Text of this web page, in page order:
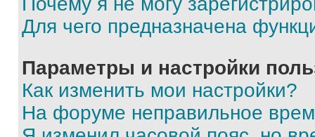
Для чего предназначена
Параметры и настройки
Как изменить мои настройки?
На форуме неправильное